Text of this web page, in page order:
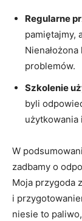
Regularne
pamiętajmy,
problemów.
Szkolenie
byli
użytkowania
W
zadbamy o
Moja przygoda
i
niesie to